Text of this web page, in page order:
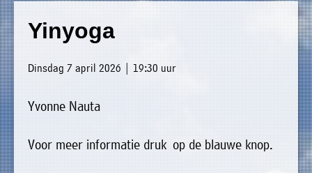
Yinyoga
Dinsdag 7 april 2026 | 19:30 uur
Yvonne Nauta
Voor meer informatie druk op de blauwe knop.
Home
»
Welkom
»
Nieuws
»
Agenda
»
website@luxwoude.net
belang
Op
dit
moment
bestaat
het
bestuur